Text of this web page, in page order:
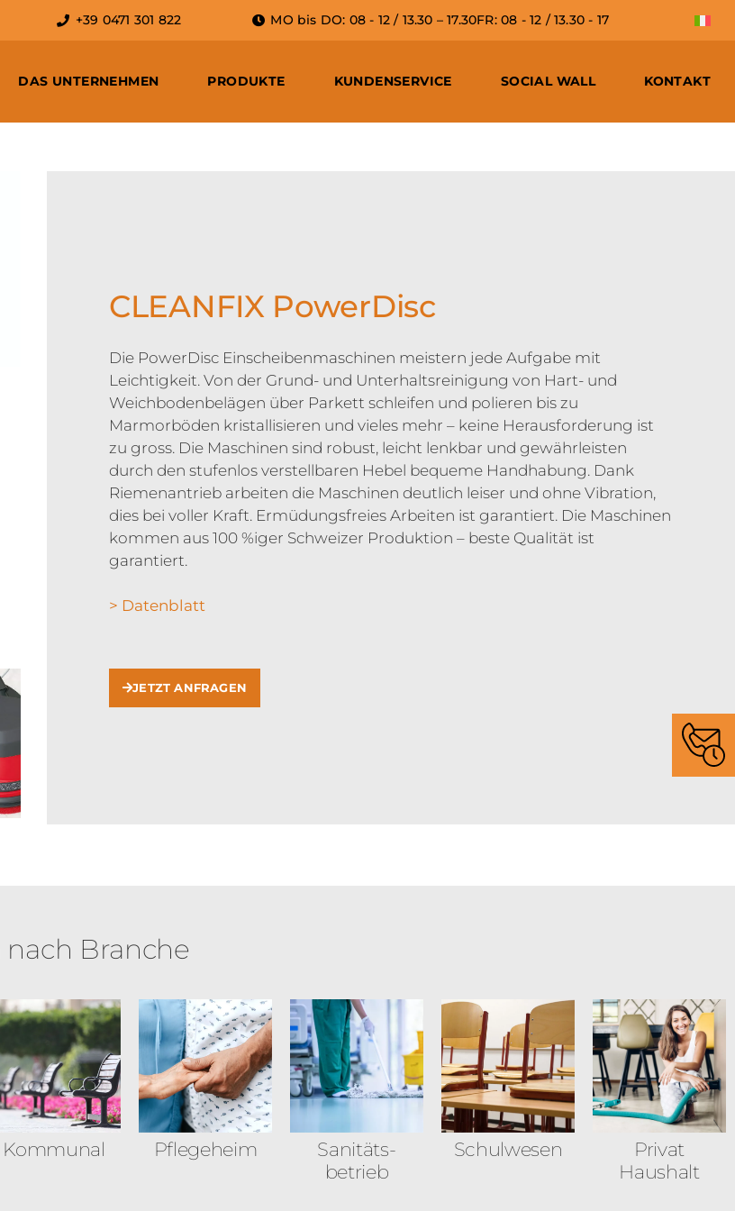
+39 0471 301 822 MO bis DO: 08 - 12 / 13.30 – 17.30FR: 08 - 12 / 13.30 - 17
DAS UNTERNEHMEN PRODUKTE KUNDENSERVICE SOCIAL WALL KONTAKT
CLEANFIX PowerDisc
Die PowerDisc Einscheibenmaschinen meistern jede Aufgabe mit
Leichtigkeit. Von der Grund- und Unterhaltsreinigung von Hart- und
Weichbodenbelägen über Parkett schleifen und polieren bis zu
Marmorböden kristallisieren und vieles mehr – keine Herausforderung ist
zu gross. Die Maschinen sind robust, leicht lenkbar und gewährleisten
durch den stufenlos verstellbaren Hebel bequeme Handhabung. Dank
Riemenantrieb arbeiten die Maschinen deutlich leiser und ohne Vibration,
dies bei voller Kraft. Ermüdungsfreies Arbeiten ist garantiert. Die Maschinen
kommen aus 100 %iger Schweizer Produktion – beste Qualität ist
garantiert.
> Datenblatt
JETZT ANFRAGEN
nach Branche
Kommunal Pflegeheim
Sanitäts­
betrieb
Schulwesen
Privat
Haushalt